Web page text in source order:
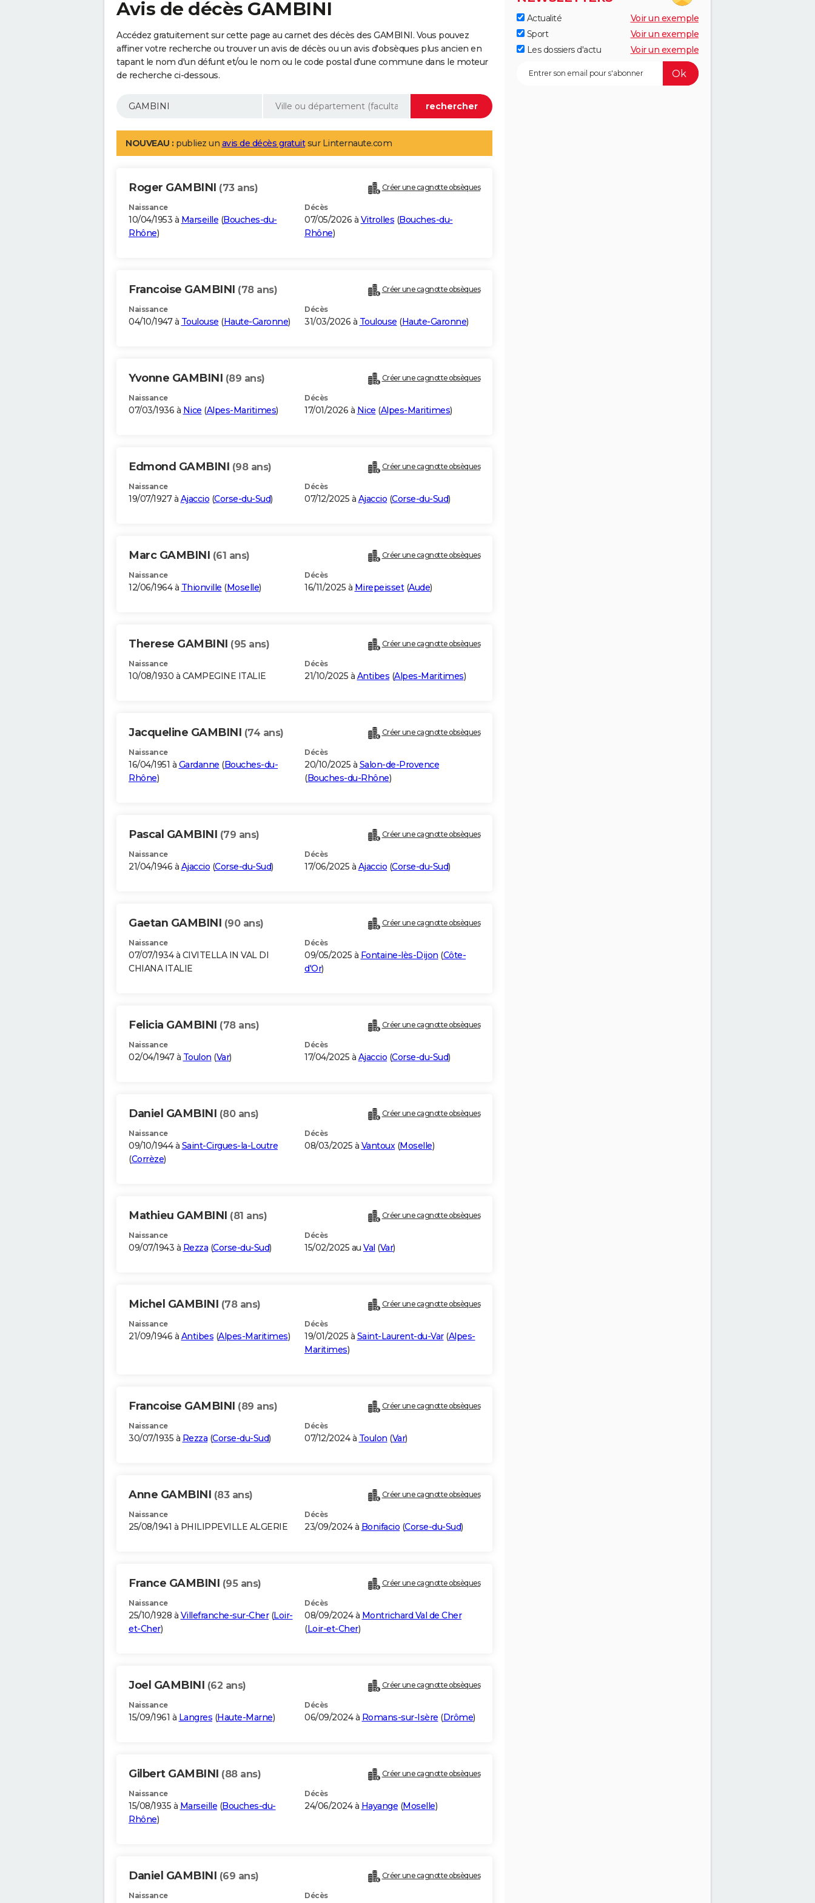
Avis de décès GAMBINI
Accédez gratuitement sur cette page au carnet des décès des GAMBINI. Vous pouvez
affiner votre recherche ou trouver un avis de décès ou un avis d'obsèques plus ancien en
tapant le nom d'un défunt et/ou le nom ou le code postal d'une commune dans le moteur
de recherche ci-dessous.
NOUVEAU : publiez un avis de décès gratuitsur Linternaute.com
Roger GAMBINI (73 ans) Créer une cagnotte obsèques
Naissance
10/04/1953 à Marseille (Bouches-du-
Rhône)
Décès
07/05/2026 à Vitrolles (Bouches-du-
Rhône)
Francoise GAMBINI (78 ans) Créer une cagnotte obsèques
Naissance
04/10/1947 à Toulouse (Haute-Garonne)
Décès
31/03/2026 à Toulouse (Haute-Garonne)
Yvonne GAMBINI (89 ans) Créer une cagnotte obsèques
Naissance
07/03/1936 à Nice (Alpes-Maritimes)
Décès
17/01/2026 à Nice (Alpes-Maritimes)
Edmond GAMBINI (98 ans) Créer une cagnotte obsèques
Naissance
19/07/1927 à Ajaccio (Corse-du-Sud)
Décès
07/12/2025 à Ajaccio (Corse-du-Sud)
Marc GAMBINI (61 ans) Créer une cagnotte obsèques
Naissance
12/06/1964 à Thionville (Moselle)
Décès
16/11/2025 à Mirepeisset(Aude)
Therese GAMBINI (95 ans) Créer une cagnotte obsèques
Naissance
10/08/1930 à CAMPEGINE ITALIE
Décès
21/10/2025 à Antibes (Alpes-Maritimes)
Jacqueline GAMBINI (74 ans) Créer une cagnotte obsèques
Naissance
16/04/1951 à Gardanne (Bouches-du-
Rhône)
Décès
20/10/2025 à Salon-de-Provence
(Bouches-du-Rhône)
Pascal GAMBINI (79 ans) Créer une cagnotte obsèques
Naissance
21/04/1946 à Ajaccio (Corse-du-Sud)
Décès
17/06/2025 à Ajaccio (Corse-du-Sud)
Gaetan GAMBINI (90 ans) Créer une cagnotte obsèques
Naissance
07/07/1934 à CIVITELLA IN VAL DI
CHIANA ITALIE
Décès
09/05/2025 à Fontaine-lès-Dijon (Côte-
d'Or)
Felicia GAMBINI (78 ans) Créer une cagnotte obsèques
Naissance
02/04/1947 à Toulon (Var)
Décès
17/04/2025 à Ajaccio (Corse-du-Sud)
Daniel GAMBINI (80 ans) Créer une cagnotte obsèques
Naissance
09/10/1944 à Saint-Cirgues-la-Loutre
(Corrèze)
Décès
08/03/2025 à Vantoux(Moselle)
Mathieu GAMBINI (81 ans) Créer une cagnotte obsèques
Naissance
09/07/1943 à Rezza (Corse-du-Sud)
Décès
15/02/2025 au Val (Var)
Michel GAMBINI (78 ans) Créer une cagnotte obsèques
Naissance
21/09/1946 à Antibes (Alpes-Maritimes)
Décès
19/01/2025 à Saint-Laurent-du-Var(Alpes-
Maritimes)
Francoise GAMBINI (89 ans) Créer une cagnotte obsèques
Naissance
30/07/1935 à Rezza (Corse-du-Sud)
Décès
07/12/2024 à Toulon (Var)
Anne GAMBINI (83 ans) Créer une cagnotte obsèques
Naissance
25/08/1941 à PHILIPPEVILLE ALGERIE
Décès
23/09/2024 à Bonifacio (Corse-du-Sud)
France GAMBINI (95 ans) Créer une cagnotte obsèques
Naissance
25/10/1928 à Villefranche-sur-Cher(Loir-
et-Cher)
Décès
08/09/2024 à Montrichard Val de Cher
(Loir-et-Cher)
Joel GAMBINI (62 ans) Créer une cagnotte obsèques
Naissance
15/09/1961 à Langres (Haute-Marne)
Décès
06/09/2024 à Romans-sur-Isère (Drôme)
Gilbert GAMBINI (88 ans) Créer une cagnotte obsèques
Naissance
15/08/1935 à Marseille (Bouches-du-
Rhône)
Décès
24/06/2024 à Hayange (Moselle)
Daniel GAMBINI (69 ans) Créer une cagnotte obsèques
Naissance Décès
Actualité
Voir un exemple
Sport
Voir un exemple
Les dossiers d'actu
Voir un exemple